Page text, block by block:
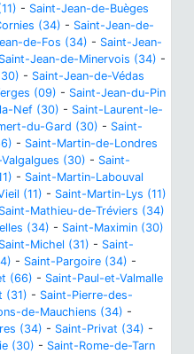
- Saint-Jean-de-Buèges
(34) - Saint-Jean-de-
de-Fos (34) - Saint-Jean-
Saint-Jean-de-Minervois (34) -
- Saint-Jean-de-Védas
(09) - Saint-Jean-du-Pin
Nef (30) - Saint-Laurent-le-
du-Gard (30) - Saint-
- Saint-Martin-de-Londres
(30) - Saint-
- Saint-Martin-Labouval
(11) - Saint-Martin-Lys (11)
Saint-Mathieu-de-Tréviers (34)
(34) - Saint-Maximin (30)
Saint-Michel (31) - Saint-
- Saint-Pargoire (34) -
(66) - Saint-Paul-et-Valmalle
(31) - Saint-Pierre-des-
de-Mauchiens (34) -
(34) - Saint-Privat (34) -
(30) - Saint-Rome-de-Tarn